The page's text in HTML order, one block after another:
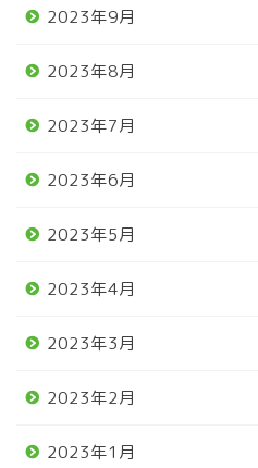
2023年9月
2023年8月
2023年7月
2023年6月
2023年5月
2023年4月
2023年3月
2023年2月
2023年1月